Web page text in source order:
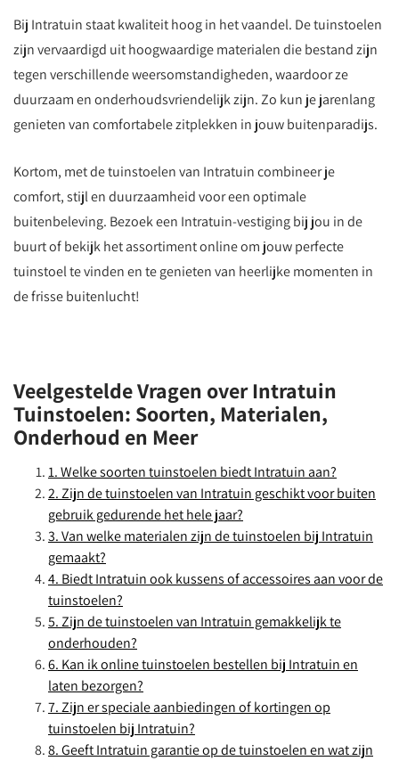
Bij Intratuin staat kwaliteit hoog in het vaandel. De tuinstoelen
zijn vervaardigd uit hoogwaardige materialen die bestand zijn
tegen verschillende weersomstandigheden, waardoor ze
duurzaam en onderhoudsvriendelijk zijn. Zo kun je jarenlang
genieten van comfortabele zitplekken in jouw buitenparadijs.
Kortom, met de tuinstoelen van Intratuin combineer je
comfort, stijl en duurzaamheid voor een optimale
buitenbeleving. Bezoek een Intratuin-vestiging bij jou in de
buurt of bekijk het assortiment online om jouw perfecte
tuinstoel te vinden en te genieten van heerlijke momenten in
de frisse buitenlucht!
Veelgestelde Vragen over Intratuin
Tuinstoelen: Soorten, Materialen,
Onderhoud en Meer
1. Welke soorten tuinstoelen biedt Intratuin aan?
2. Zijn de tuinstoelen van Intratuin geschikt voor buiten
gebruik gedurende het hele jaar?
3. Van welke materialen zijn de tuinstoelen bij Intratuin
gemaakt?
4. Biedt Intratuin ook kussens of accessoires aan voor de
tuinstoelen?
5. Zijn de tuinstoelen van Intratuin gemakkelijk te
onderhouden?
6. Kan ik online tuinstoelen bestellen bij Intratuin en
laten bezorgen?
7. Zijn er speciale aanbiedingen of kortingen op
tuinstoelen bij Intratuin?
8. Geeft Intratuin garantie op de tuinstoelen en wat zijn